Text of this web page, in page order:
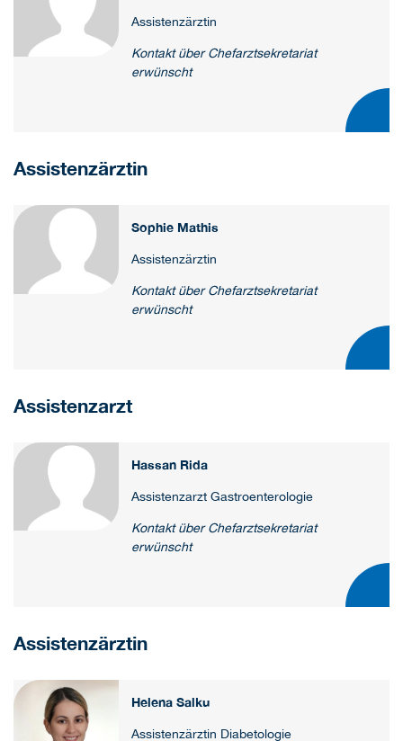
Assistenzärztin
Kontakt über Chefarztsekretariat
erwünscht
Assistenzärztin
Sophie Mathis
Assistenzärztin
Kontakt über Chefarztsekretariat
erwünscht
Assistenzarzt
Hassan Rida
Assistenzarzt Gastroenterologie
Kontakt über Chefarztsekretariat
erwünscht
Assistenzärztin
Helena Salku
Assistenzärztin Diabetologie